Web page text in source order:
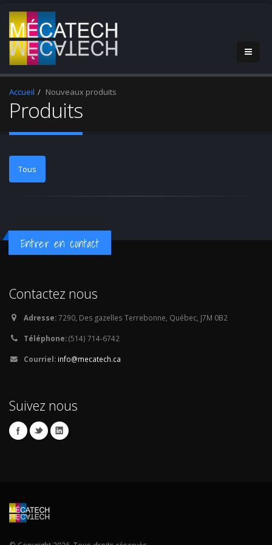
Accueil Nouveaux produits
Produits
Tous
Entrer en contact
Contactez nous
Adresse:7290, Des gazelles Terrebonne, Québec, J7M 0B2
Téléphone:(514) 714-6742
Courriel: info@mecatech.ca
Suivez nous